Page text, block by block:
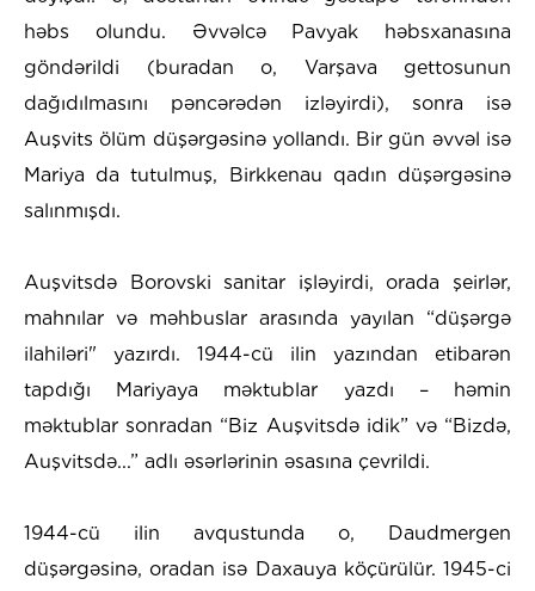
həbs olundu. Əvvəlcə Pavyak həbsxanasına
göndərildi (buradan o, Varşava gettosunun
dağıdılmasını pəncərədən izləyirdi), sonra isə
Auşvits ölüm düşərgəsinə yollandı. Bir gün əvvəl isə
Mariya da tutulmuş, Birkkenau qadın düşərgəsinə
salınmışdı.
Auşvitsdə Borovski sanitar işləyirdi, orada şeirlər,
mahnılar və məhbuslar arasında yayılan “düşərgə
ilahiləri" yazırdı. 1944-cü ilin yazından etibarən
tapdığı Mariyaya məktublar yazdı – həmin
məktublar sonradan “Biz Auşvitsdə idik” və “Bizdə,
Auşvitsdə...” adlı əsərlərinin əsasına çevrildi.
1944-cü ilin avqustunda o, Daudmergen
düşərgəsinə, oradan isə Daxauya köçürülür. 1945-ci